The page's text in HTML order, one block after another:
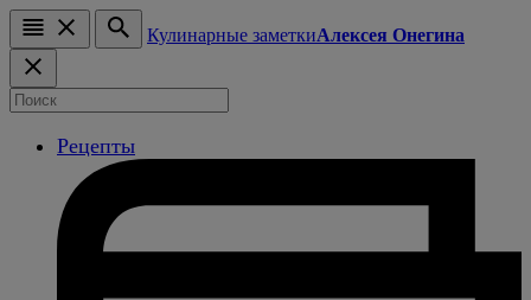
Кулинарные заметкиАлексея Онегина
Рецепты